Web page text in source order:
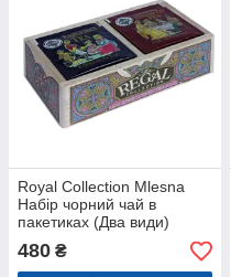
Royal Collection Mlesna
Набір чорний чай в
пакетиках (Два види)
дерев'яна скринька 40 г
480 ₴